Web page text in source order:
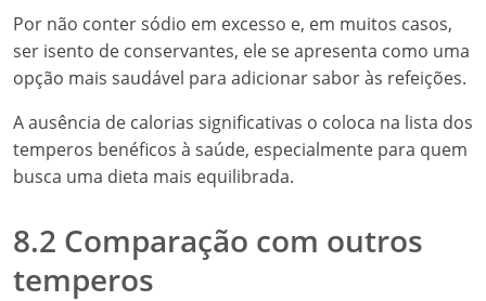
Por não conter sódio em excesso e, em muitos casos,
ser isento de conservantes, ele se apresenta como uma
opção mais saudável para adicionar sabor às refeições.
A ausência de calorias significativas o coloca na lista dos
temperos benéficos à saúde, especialmente para quem
busca uma dieta mais equilibrada.
8.2 Comparação com outros
temperos